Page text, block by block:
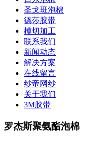
圣戈班泡棉
德莎胶带
模切加工
联系我们
新闻动态
解决方案
在线留言
纱帝网纱
关于我们
3M胶带
罗杰斯聚氨酯泡棉